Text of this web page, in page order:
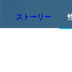
ストーリー